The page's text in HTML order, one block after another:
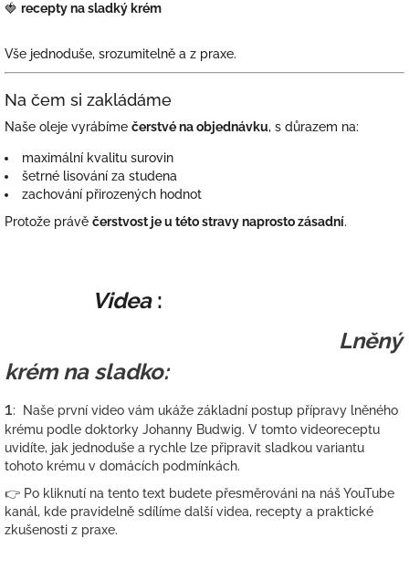
🍓 recepty na sladký krém
Vše jednoduše, srozumitelně a z praxe.
Na čem si zakládáme
Naše oleje vyrábíme čerstvé na objednávku, s důrazem na:
maximální kvalitu surovin
šetrné lisování za studena
zachování přirozených hodnot
Protože právě čerstvost je u této stravy naprosto zásadní.
Videa :
Lněný
krém na sladko:
1: Naše první video vám ukáže základní postup přípravy lněného
krému podle doktorky Johanny Budwig. V tomto videoreceptu
uvidíte, jak jednoduše a rychle lze připravit sladkou variantu
tohoto krému v domácích podmínkách.
👉 Po kliknutí na tento text budete přesměrováni na náš YouTube
kanál, kde pravidelně sdílíme další videa, recepty a praktické
zkušenosti z praxe.